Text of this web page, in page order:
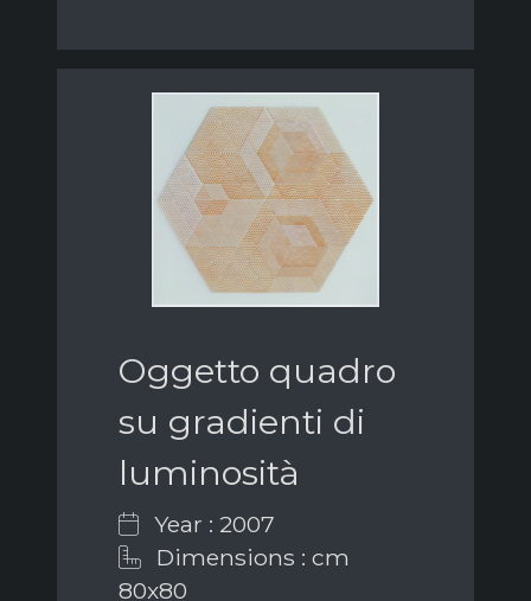
Oggetto quadro
su gradienti di
luminosità
Year : 2007
Dimensions : cm
80x80